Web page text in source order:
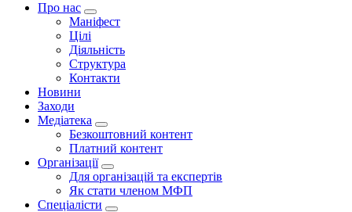
Про нас
Маніфест
Цілі
Діяльність
Структура
Контакти
Новини
Заходи
Медіатека
Безкоштовний контент
Платний контент
Організації
Для організацій та експертів
Як стати членом МФП
Спеціалісти